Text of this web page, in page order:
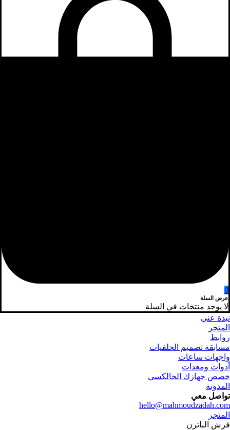
0
عرض السلة
لا يوجد منتجات في السلة
نبذة عني
المتجر
روابط
مسابقة تصميم الخلفيات
واجهات ساعات
أدوات ومعدات
خصص جهازك الجالكسي
المدونة
تواصل معي
hello@mahmoudzadah.com
المتجر
فرش الباترن